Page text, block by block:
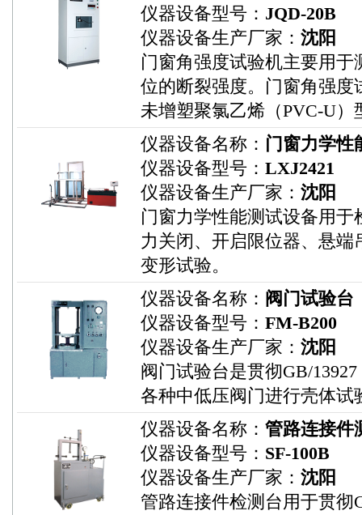
仪器设备型号： JQD-20B
仪器设备生产厂家： 沈阳
门窗角强度试验机主要用
位的断裂强度。门窗角强度
未增塑聚氯乙烯（PVC-U）
仪器设备名称： 门窗力学性
仪器设备型号： LXJ2421
仪器设备生产厂家： 沈阳
门窗力学性能测试设备用
力关闭、开启限位器、悬
变形试验。
仪器设备名称： 阀门试验台
仪器设备型号： FM-B200
仪器设备生产厂家： 沈阳
阀门试验台是贯彻GB/
各种中低压阀门进行壳体
仪器设备名称： 管路连接件
仪器设备型号： SF-100B
仪器设备生产厂家： 沈阳
管路连接件检测台用于贯彻